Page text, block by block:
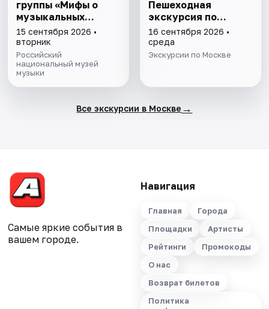
группы «Мифы о
музыкальных
инструментах»
15 сентября 2026 •
вторник
Российский
национальный музей
музыки
Пешеходная
экскурсия по
Москве
16 сентября 2026 •
среда
Экскурсии по Москве
Все экскурсии в Москве →
Самые яркие события в
вашем городе.
Навигация
Главная
Города
Площадки
Артисты
Рейтинги
Промокоды
О нас
Возврат билетов
Политика